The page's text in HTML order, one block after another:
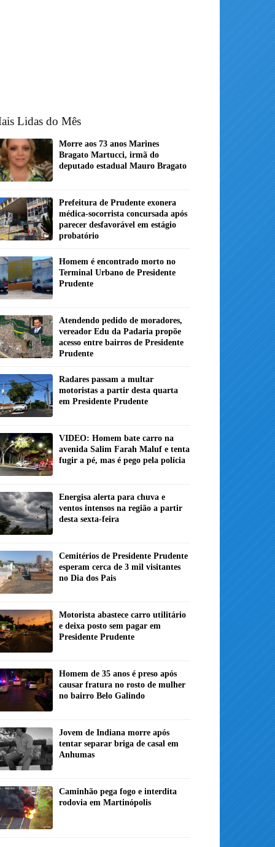
Lidas do Mês
Morre aos 73 anos Marines
Bragato Martucci, irmã do
deputado estadual Mauro Bragato
Prefeitura de Prudente exonera
médica-socorrista concursada após
parecer desfavorável em estágio
probatório
Homem é encontrado morto no
Terminal Urbano de Presidente
Prudente
Atendendo pedido de moradores,
vereador Edu da Padaria propõe
acesso entre bairros de Presidente
Prudente
Radares passam a multar
motoristas a partir desta quarta
em Presidente Prudente
VIDEO: Homem bate carro na
avenida Salim Farah Maluf e tenta
fugir a pé, mas é pego pela polícia
Energisa alerta para chuva e
ventos intensos na região a partir
desta sexta-feira
Cemitérios de Presidente Prudente
esperam cerca de 3 mil visitantes
no Dia dos Pais
Motorista abastece carro utilitário
e deixa posto sem pagar em
Presidente Prudente
Homem de 35 anos é preso após
causar fratura no rosto de mulher
no bairro Belo Galindo
Jovem de Indiana morre após
tentar separar briga de casal em
Anhumas
Caminhão pega fogo e interdita
rodovia em Martinópolis